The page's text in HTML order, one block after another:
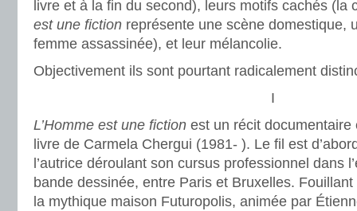
livre et à la fin du second), leurs motifs cachés (la
est une fiction représente une scène domestique,
femme assassinée), et leur mélancolie.
Objectivement ils sont pourtant radicalement
I
L’Homme est une fiction est un récit
livre de Carmela Chergui (1981- ). Le fil est
l’autrice déroulant son cursus professionnel dans
bande dessinée, entre Paris et Bruxelles.
la mythique maison Futuropolis, animée par